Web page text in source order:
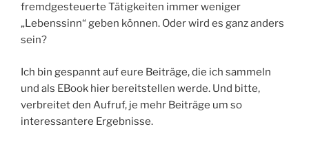
fremdgesteuerte Tätigkeiten immer weniger
„Lebenssinn“ geben können. Oder wird es ganz anders
sein?
Ich bin gespannt auf eure Beiträge, die ich sammeln
und als EBook hier bereitstellen werde. Und bitte,
verbreitet den Aufruf, je mehr Beiträge um so
interessantere Ergebnisse.